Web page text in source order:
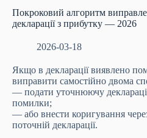
Покроковий алгоритм
декларації з прибутку — 2026
2026-03-18
Якщо в декларації виявлено
виправити самостійно двома
— подати уточнюючу
помилки;
— або внести коригування
поточній декларації.